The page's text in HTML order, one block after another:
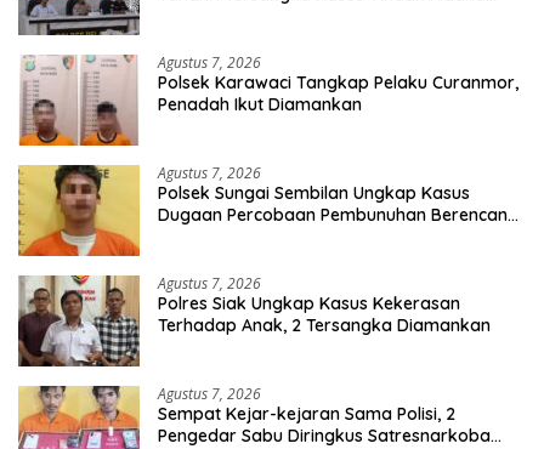
Agustus 7, 2026
Polsek Karawaci Tangkap Pelaku Curanmor,
Penadah Ikut Diamankan
Agustus 7, 2026
Polsek Sungai Sembilan Ungkap Kasus
Dugaan Percobaan Pembunuhan Berencana,
Agustus 7, 2026
Polres Siak Ungkap Kasus Kekerasan
Terhadap Anak, 2 Tersangka Diamankan
Agustus 7, 2026
Sempat Kejar-kejaran Sama Polisi, 2
Pengedar Sabu Diringkus Satresnarkoba